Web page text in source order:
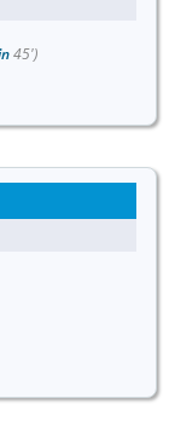
45')